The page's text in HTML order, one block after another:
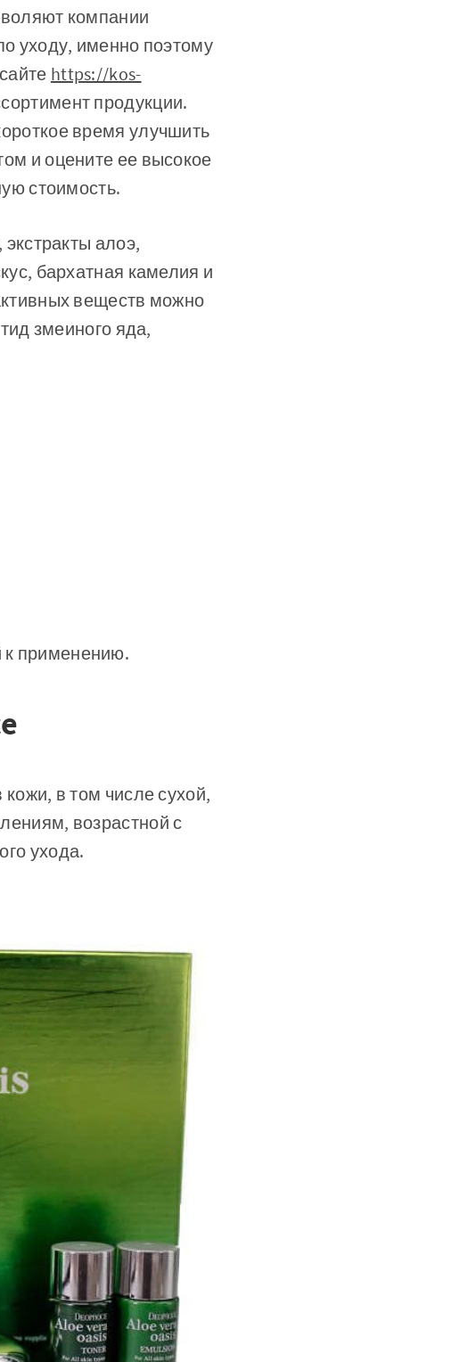
компании
уходу, именно поэтому
https://kos-
продукции.
время улучшить
и оцените ее высокое
стоимость.
алоэ,
бархатная камелия и
веществ можно
змеиного яда,
к применению.
в том числе сухой,
возрастной с
ухода.